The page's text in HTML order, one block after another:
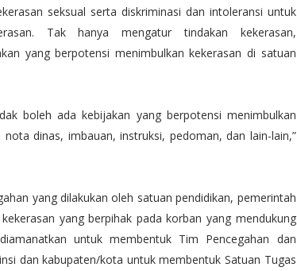
seksual serta diskriminasi dan intoleransi untuk
Tak hanya mengatur tindakan kekerasan,
yang berpotensi menimbulkan kekerasan di satuan
boleh ada kebijakan yang berpotensi menimbulkan
dinas, imbauan, instruksi, pedoman, dan lain-lain,”
yang dilakukan oleh satuan pendidikan, pemerintah
yang berpihak pada korban yang mendukung
untuk membentuk Tim Pencegahan dan
dan kabupaten/kota untuk membentuk Satuan Tugas